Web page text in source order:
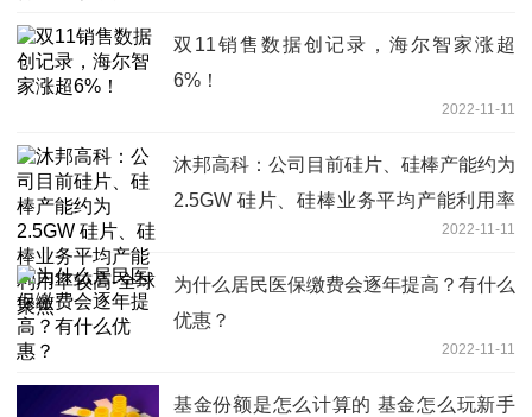
双11销售数据创记录，海尔智家涨超
6%！
2022-11-11
沐邦高科：公司目前硅片、硅棒产能约为
2.5GW 硅片、硅棒业务平均产能利用率
2022-11-11
为什么居民医保缴费会逐年提高？有什么
优惠？
2022-11-11
基金份额是怎么计算的 基金怎么玩新手